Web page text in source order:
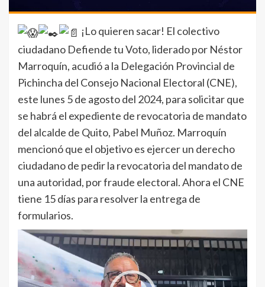
¡Lo quieren sacar! El colectivo
ciudadano Defiende tu Voto, liderado por Néstor
Marroquín, acudió a la Delegación Provincial de
Pichincha del Consejo Nacional Electoral (CNE),
este lunes 5 de agosto del 2024, para solicitar que
se habrá el expediente de revocatoria de mandato
del alcalde de Quito, Pabel Muñoz. Marroquín
mencionó que el objetivo es ejercer un derecho
ciudadano de pedir la revocatoria del mandato de
una autoridad, por fraude electoral. Ahora el CNE
tiene 15 días para resolver la entrega de
formularios.
Reproductor
de
vídeo